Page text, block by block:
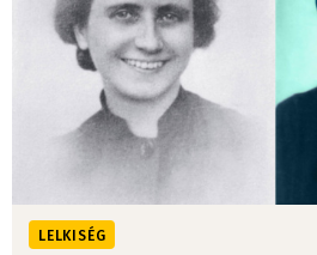
LELKISÉG